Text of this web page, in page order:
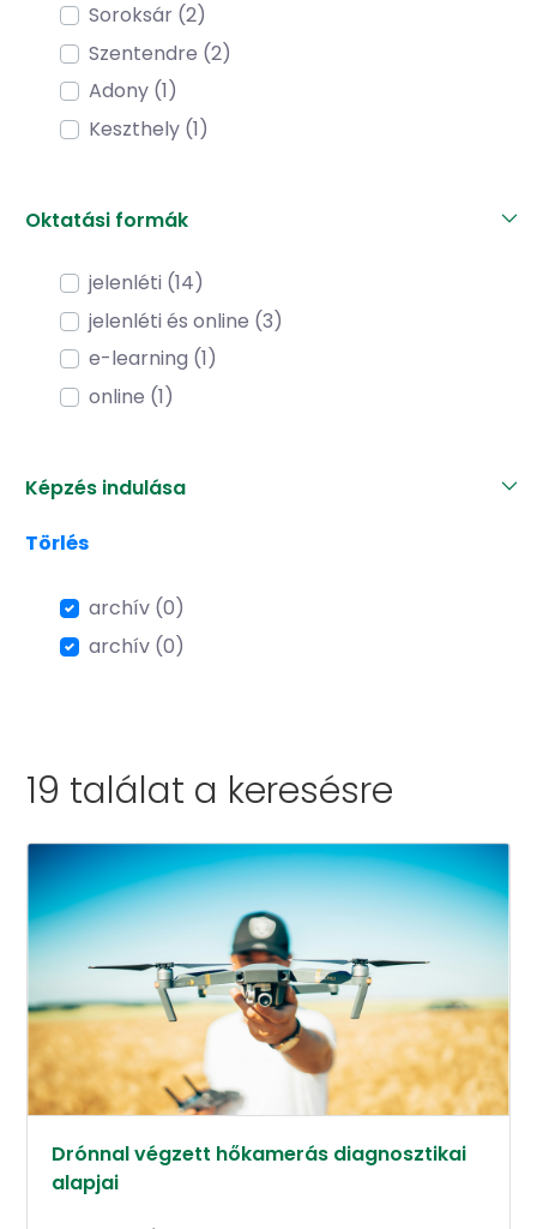
Soroksár (2)
Szentendre (2)
Adony (1)
Keszthely (1)
Oktatási formák
jelenléti (14)
jelenléti és online (3)
e-learning (1)
online (1)
Képzés indulása
Törlés
archív (0)
archív (0)
19 találat a keresésre
Drónnal végzett hőkamerás diagnosztikai
alapjai